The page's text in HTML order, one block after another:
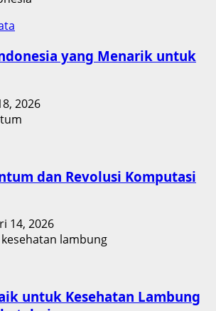
yang Menarik untuk
2026
dan Revolusi Komputasi
14, 2026
untuk Kesehatan Lambung